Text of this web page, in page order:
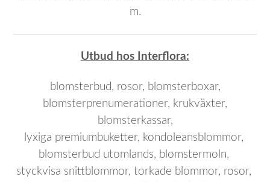
m.
Utbud hos Interflora:
blomsterbud, rosor, blomsterboxar,
blomsterprenumerationer, krukväxter,
blomsterkassar,
lyxiga premiumbuketter, kondoleansblommor,
blomsterbud utomlands, blomstermoln,
styckvisa snittblommor, torkade blommor, rosor,